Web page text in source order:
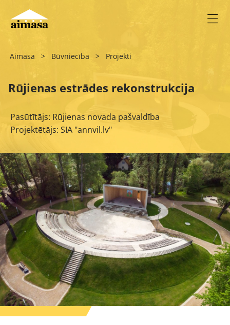
Aimasa > Būvniecība > Projekti
Rūjienas estrādes rekonstrukcija
Pasūtītājs: Rūjienas novada pašvaldība
Projektētājs: SIA "annvil.lv"